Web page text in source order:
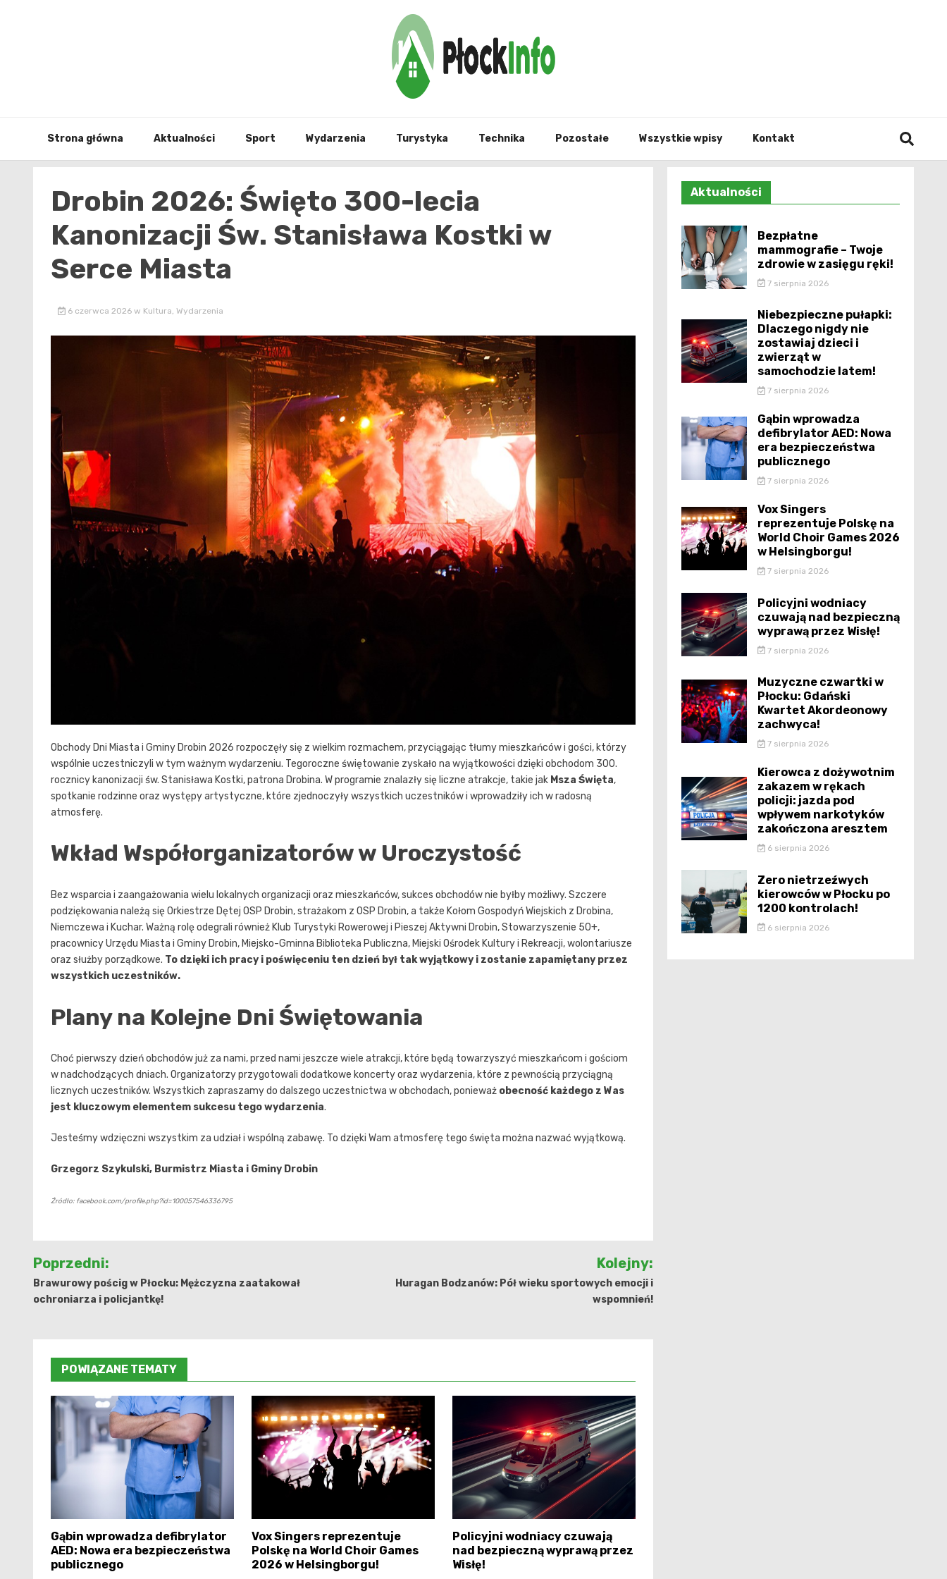
Strona główna Aktualności Sport Wydarzenia Turystyka Technika Pozostałe Wszystkie wpisy Kontakt
Drobin 2026: Święto 300-lecia
Kanonizacji Św. Stanisława Kostki w
Serce Miasta
6 czerwca 2026 w Kultura, Wydarzenia
Obchody Dni Miasta i Gminy Drobin 2026 rozpoczęły się z wielkim rozmachem, przyciągając tłumy mieszkańców i gości, którzy
wspólnie uczestniczyli w tym ważnym wydarzeniu. Tegoroczne świętowanie zyskało na wyjątkowości dzięki obchodom 300.
rocznicy kanonizacji św. Stanisława Kostki, patrona Drobina. W programie znalazły się liczne atrakcje, takie jak Msza Święta,
spotkanie rodzinne oraz występy artystyczne, które zjednoczyły wszystkich uczestników i wprowadziły ich w radosną
atmosferę.
Wkład Współorganizatorów w Uroczystość
Bez wsparcia i zaangażowania wielu lokalnych organizacji oraz mieszkańców, sukces obchodów nie byłby możliwy. Szczere
podziękowania należą się Orkiestrze Dętej OSP Drobin, strażakom z OSP Drobin, a także Kołom Gospodyń Wiejskich z Drobina,
Niemczewa i Kuchar. Ważną rolę odegrali również Klub Turystyki Rowerowej i Pieszej Aktywni Drobin, Stowarzyszenie 50+,
pracownicy Urzędu Miasta i Gminy Drobin, Miejsko-Gminna Biblioteka Publiczna, Miejski Ośrodek Kultury i Rekreacji, wolontariusze
oraz służby porządkowe. To dzięki ich pracy i poświęceniu ten dzień był tak wyjątkowy i zostanie zapamiętany przez
wszystkich uczestników.
Plany na Kolejne Dni Świętowania
Choć pierwszy dzień obchodów już za nami, przed nami jeszcze wiele atrakcji, które będą towarzyszyć mieszkańcom i gościom
w nadchodzących dniach. Organizatorzy przygotowali dodatkowe koncerty oraz wydarzenia, które z pewnością przyciągną
licznych uczestników. Wszystkich zapraszamy do dalszego uczestnictwa w obchodach, ponieważ obecność każdego z Was
jest kluczowym elementem sukcesu tego wydarzenia.
Jesteśmy wdzięczni wszystkim za udział i wspólną zabawę. To dzięki Wam atmosferę tego święta można nazwać wyjątkową.
Grzegorz Szykulski, Burmistrz Miasta i Gminy Drobin
Źródło: facebook.com/profile.php?id=100057546336795
Nawigacja
wpisu
Poprzedni:
Brawurowy pościg w Płocku: Mężczyzna zaatakował
ochroniarza i policjantkę!
Kolejny:
Huragan Bodzanów: Pół wieku sportowych emocji i
wspomnień!
POWIĄZANE TEMATY
Gąbin wprowadza defibrylator
AED: Nowa era bezpieczeństwa
publicznego
Vox Singers reprezentuje
Polskę na World Choir Games
2026 w Helsingborgu!
Policyjni wodniacy czuwają
nad bezpieczną wyprawą przez
Wisłę!
Aktualności
Bezpłatne
mammografie – Twoje
zdrowie w zasięgu ręki!
7 sierpnia 2026
Niebezpieczne pułapki:
Dlaczego nigdy nie
zostawiaj dzieci i
zwierząt w
samochodzie latem!
7 sierpnia 2026
Gąbin wprowadza
defibrylator AED: Nowa
era bezpieczeństwa
publicznego
7 sierpnia 2026
Vox Singers
reprezentuje Polskę na
World Choir Games 2026
w Helsingborgu!
7 sierpnia 2026
Policyjni wodniacy
czuwają nad bezpieczną
wyprawą przez Wisłę!
7 sierpnia 2026
Muzyczne czwartki w
Płocku: Gdański
Kwartet Akordeonowy
zachwyca!
7 sierpnia 2026
Kierowca z dożywotnim
zakazem w rękach
policji: jazda pod
wpływem narkotyków
zakończona aresztem
6 sierpnia 2026
Zero nietrzeźwych
kierowców w Płocku po
1200 kontrolach!
6 sierpnia 2026